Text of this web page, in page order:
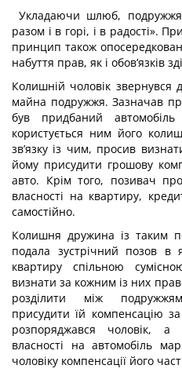
Укладаючи шлюб,
разом і в горі, і в радості».
принцип також
набуття прав, як і обов’язків
Колишній чоловік звернувся
майна подружжя. Зазначав
був придбаний
користується ним його
зв’язку із чим, просив
йому присудити грошову
авто. Крім того, позивач
власності на квартиру,
самостійно.
Колишня дружина із таким
подала зустрічний позов в
квартиру спільною
визнати за кожним із них
розділити між
присудити їй компенсацію
розпоряджався чоловік,
власності на автомобіль
чоловіку компенсації його